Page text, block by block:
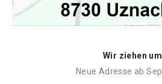
Wir ziehen
Neue Adresse ab